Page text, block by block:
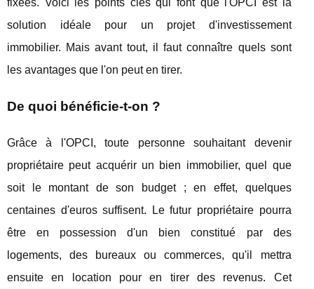
fixées. Voici les points clés qui font que l'OPCI est la
solution idéale pour un projet d'investissement
immobilier. Mais avant tout, il faut connaître quels sont
les avantages que l'on peut en tirer.
De quoi bénéficie-t-on ?
Grâce à l'OPCI, toute personne souhaitant devenir
propriétaire peut acquérir un bien immobilier, quel que
soit le montant de son budget ; en effet, quelques
centaines d'euros suffisent. Le futur propriétaire pourra
être en possession d'un bien constitué par des
logements, des bureaux ou commerces, qu'il mettra
ensuite en location pour en tirer des revenus. Cet